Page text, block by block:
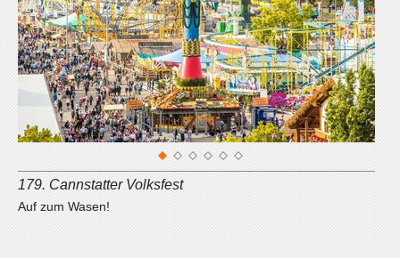
179. Cannstatter Volksfest
Auf zum Wasen!
1 2 3 4 5 6